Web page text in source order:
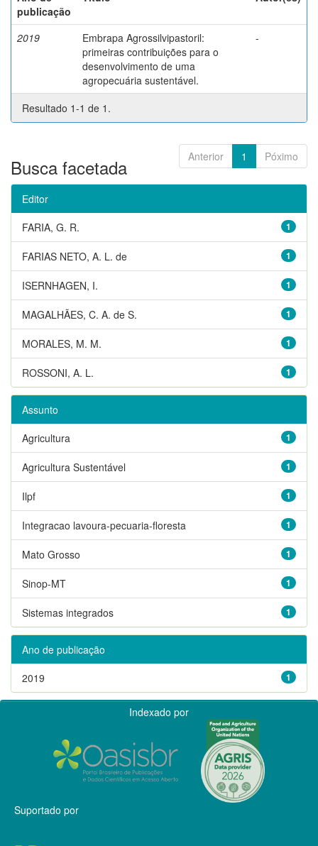
publicação
2019
Embrapa Agrossilvipastoril:
primeiras contribuições para o
desenvolvimento de uma
agropecuária sustentável.
-
Resultado 1-1 de 1.
Anterior 1 Póximo
Busca facetada
Editor
1
FARIA, G. R.
1
FARIAS NETO, A. L. de
1
ISERNHAGEN, I.
1
MAGALHÃES, C. A. de S.
1
MORALES, M. M.
1
ROSSONI, A. L.
Assunto
1
Agricultura
1
Agricultura Sustentável
1
Ilpf
1
Integracao lavoura-pecuaria-floresta
1
Mato Grosso
1
Sinop-MT
1
Sistemas integrados
Ano de publicação
1
2019
Indexado por
Suportado por